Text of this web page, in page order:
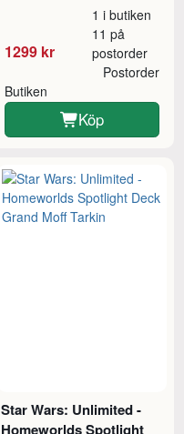
1299 kr
1 i butiken
11 på
postorder
Butiken
Postorder
Köp
Star Wars: Unlimited -
Homeworlds Spotlight